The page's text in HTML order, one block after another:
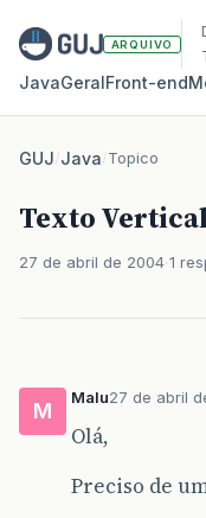
ARQUIVO
JavaGeralFront‑end
GUJ/Java/Topico
Texto
27 de abril de 2004 1
M
Malu27 de abril
Olá,
Preciso de